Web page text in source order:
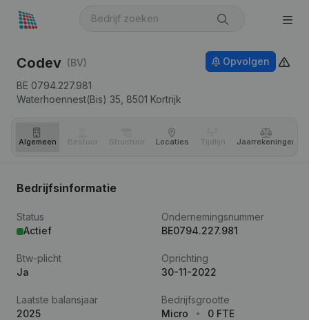
Codev (BV)
BE 0794.227.981
Waterhoennest(Bis) 35, 8501 Kortrijk
Opvolgen
Algemeen Bestuur Structuur Locaties Tijdlijn Jaar­rekeningen
Bedrijfsinformatie
Status
Actief
Ondernemingsnummer
BE0794.227.981
Btw-plicht
Ja
Oprichting
30-11-2022
Laatste balansjaar
2025
Bedrijfsgrootte
Micro
0 FTE